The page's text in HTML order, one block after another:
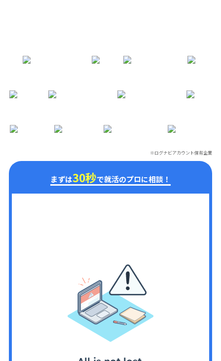
※ログナビアカウント保有企業
まずは30秒で就活のプロに相談！